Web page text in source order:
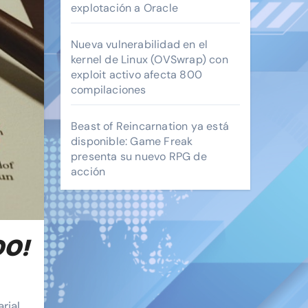
explotación a Oracle
Nueva vulnerabilidad en el
kernel de Linux (OVSwrap) con
exploit activo afecta 800
compilaciones
Beast of Reincarnation ya está
disponible: Game Freak
presenta su nuevo RPG de
acción